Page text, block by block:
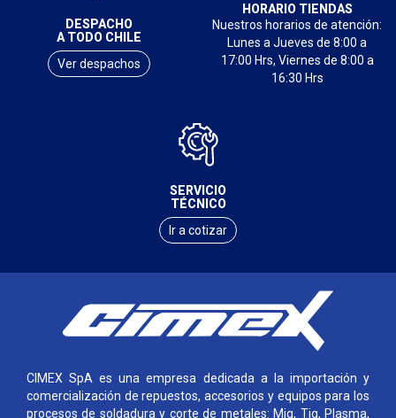
DESPACHO
A TODO CHILE
Ver despachos
HORARIO TIENDAS
Nuestros horarios de atención:
Lunes a Jueves de 8:00 a
17:00 Hrs, Viernes de 8:00 a
16:30 Hrs
SERVICIO
TÉCNICO
Ir a cotizar
CIMEX SpA es una empresa dedicada a la importación y
comercialización de repuestos, accesorios y equipos para los
procesos de soldadura y corte de metales: Mig, Tig, Plasma,